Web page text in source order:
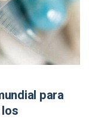
para